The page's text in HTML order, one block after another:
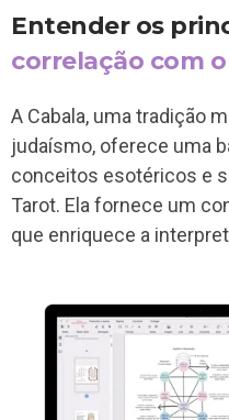
Entender os
correlação com
A Cabala, uma tradição
judaísmo, oferece uma
conceitos esotéricos e
Tarot. Ela fornece um
que enriquece a